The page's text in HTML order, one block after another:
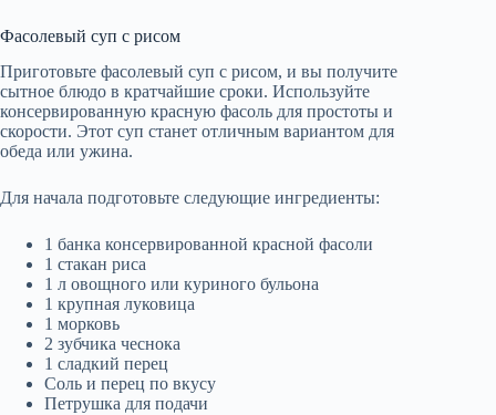
Фасолевый суп с рисом
Приготовьте фасолевый суп с рисом, и вы получите
сытное блюдо в кратчайшие сроки. Используйте
консервированную красную фасоль для простоты и
скорости. Этот суп станет отличным вариантом для
обеда или ужина.
Для начала подготовьте следующие ингредиенты:
1 банка консервированной красной фасоли
1 стакан риса
1 л овощного или куриного бульона
1 крупная луковица
1 морковь
2 зубчика чеснока
1 сладкий перец
Соль и перец по вкусу
Петрушка для подачи